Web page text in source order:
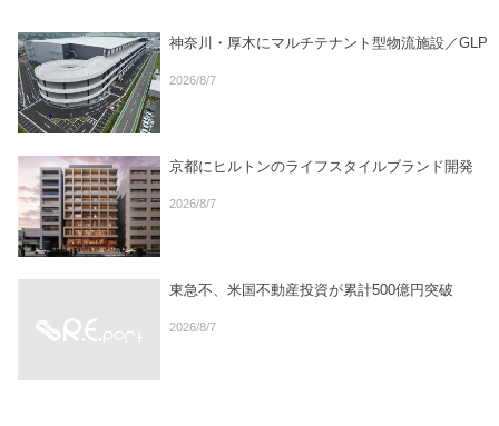
神奈川・厚木にマルチテナント型物流施設／GLP
2026/8/7
京都にヒルトンのライフスタイルブランド開発
2026/8/7
東急不、米国不動産投資が累計500億円突破
2026/8/7